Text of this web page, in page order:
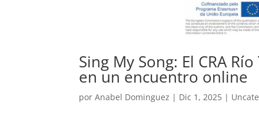
Sing My Song: El CRA
en un encuentro online
porAnabel Dominguez | Dic 1, 2025 |